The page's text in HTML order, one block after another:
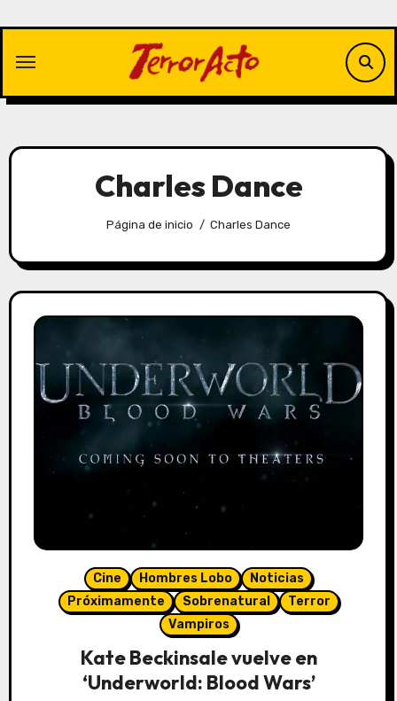
contenido
Charles Dance
Página de inicio Charles Dance
Cine Hombres Lobo
Noticias
Próximamente
Sobrenatural
Terror
Vampiros
Kate Beckinsale vuelve en
‘Underworld: Blood Wars’